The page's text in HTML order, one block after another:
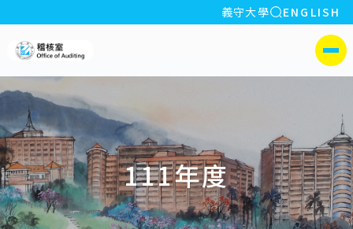
:::
義守大學 全站搜索
ENGLISH
側選單
111年度